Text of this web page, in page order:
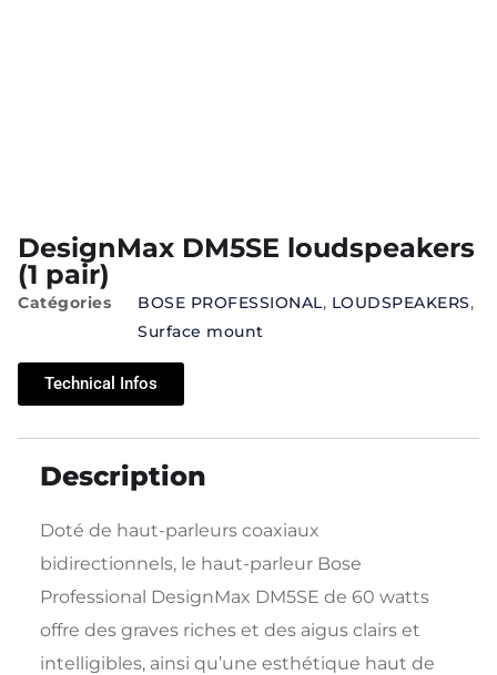
DesignMax DM5SE loudspeakers
(1 pair)
Catégories BOSE PROFESSIONAL, LOUDSPEAKERS,
Surface mount
Technical Infos
Description
Doté de haut-parleurs coaxiaux
bidirectionnels, le haut-parleur Bose
Professional DesignMax DM5SE de 60 watts
offre des graves riches et des aigus clairs et
intelligibles, ainsi qu’une esthétique haut de